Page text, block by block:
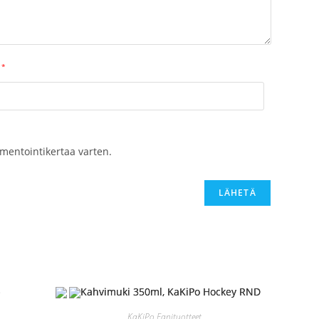
*
varten.
KaKiPo Fanituotteet